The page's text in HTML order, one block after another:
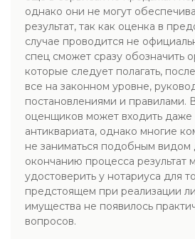
однако они не могут
результат, так как оценка в
случае проводится не
спец сможет сразу обозначить
которые следует полагать,
все на законном уровне,
постановлениями и правилами.
оценщиков может входить даже
антиквариата, однако многие
не заниматься подобным видом
окончанию процесса результат
удостоверить у нотариуса для
предстоящем при реализации
имущества не появилось
вопросов.